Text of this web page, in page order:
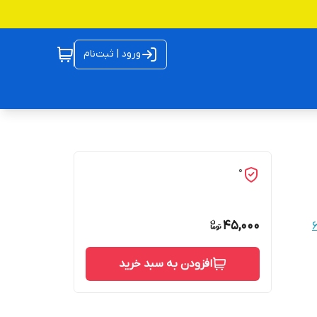
ورود | ثبت‌نام
0
45,000
افزودن به سبد خرید